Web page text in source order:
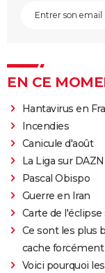
EN CE
Hantavirus en
Incendies
Canicule d'août
La Liga sur DAZN
Pascal Obispo
Guerre en Iran
Carte de l'éclipse
Ce sont les plus
cache
Voici pourquoi